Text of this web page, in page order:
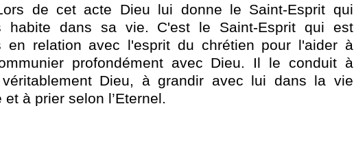
de cet acte Dieu lui donne le Saint-Esprit qui
habite dans sa vie. C'est le Saint-Esprit qui est
en relation avec l'esprit du chrétien pour l'aider à
profondément avec Dieu. Il le conduit à
Dieu, à grandir avec lui dans la vie
à prier selon l’Eternel.